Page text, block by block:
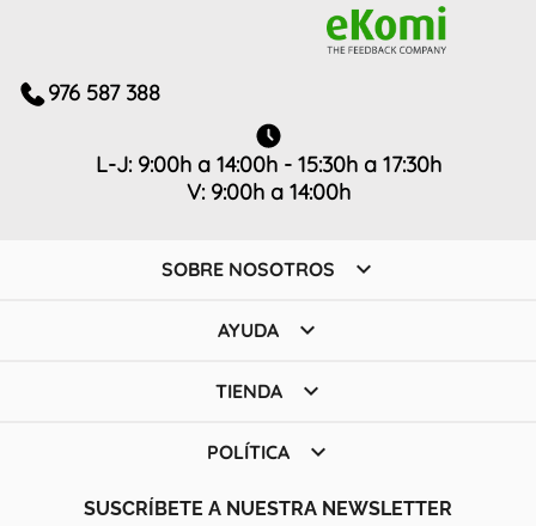
976 587 388
L-J: 9:00h a 14:00h - 15:30h a 17:30h
V: 9:00h a 14:00h
SOBRE NOSOTROS 
AYUDA 
TIENDA 
POLÍTICA 
SUSCRÍBETE A NUESTRA NEWSLETTER